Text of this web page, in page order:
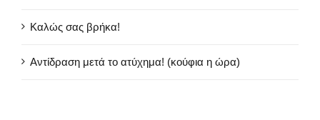
Καλώς σας βρήκα!
Αντίδραση μετά το ατύχημα! (κούφια η ώρα)